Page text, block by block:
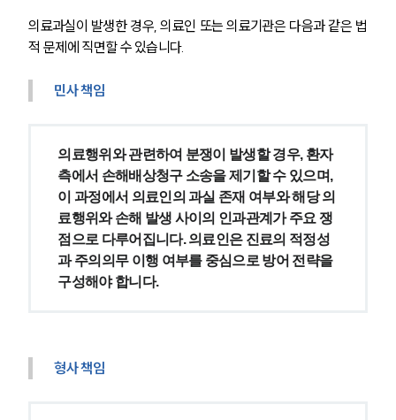
의료과실이 발생한 경우, 의료인 또는 의료기관은 다음과 같은 법
적 문제에 직면할 수 있습니다.
민사 책임
의료행위와 관련하여 분쟁이 발생할 경우, 환자
측에서 손해배상청구 소송을 제기할 수 있으며,
이 과정에서 의료인의 과실 존재 여부와 해당 의
료행위와 손해 발생 사이의 인과관계가 주요 쟁
점으로 다루어집니다. 의료인은 진료의 적정성
과 주의의무 이행 여부를 중심으로 방어 전략을
구성해야 합니다.
형사 책임